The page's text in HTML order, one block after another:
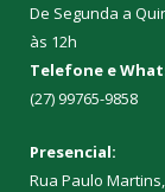
De Segunda a
às 12h
Telefone e
(27) 99765-9858
Presencial:
Rua Paulo